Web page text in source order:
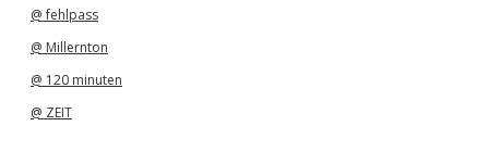
@ fehlpass
@ Millernton
@ 120 minuten
@ ZEIT